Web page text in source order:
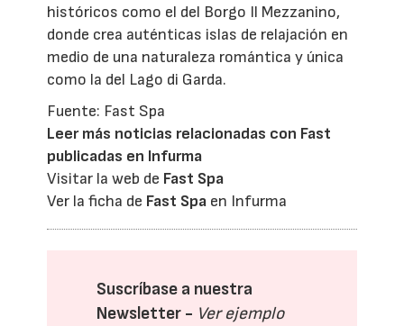
históricos como el del Borgo Il Mezzanino,
donde crea auténticas islas de relajación en
medio de una naturaleza romántica y única
como la del Lago di Garda.
Fuente: Fast Spa
Leer más noticias relacionadas con Fast
publicadas en Infurma
Visitar la web de Fast Spa
Ver la ficha de Fast Spa en Infurma
Suscríbase a nuestra
Newsletter - Ver ejemplo